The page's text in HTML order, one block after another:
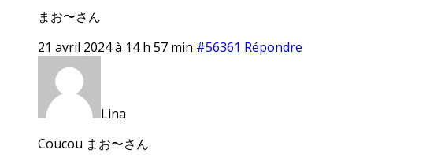
まお〜さん
21 avril 2024 à 14 h 57 min #56361 Répondre
Lina
Coucou まお〜さん